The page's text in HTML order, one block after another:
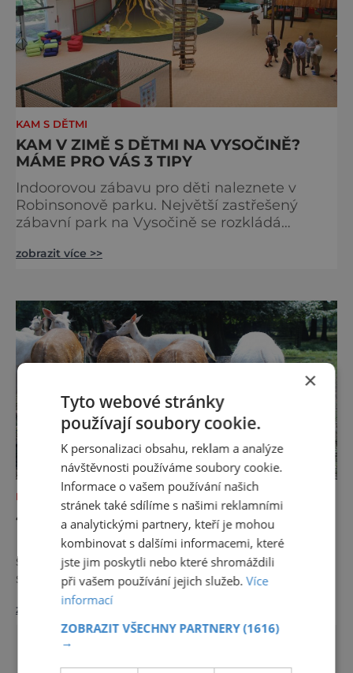
KAM S DĚTMI
KAM V ZIMĚ S DĚTMI NA VYSOČINĚ?
MÁME PRO VÁS 3 TIPY
Indoorovou zábavu pro děti naleznete v
Robinsonově parku. Největší zastřešený
zábavní park na Vysočině se rozkládá
dosahující až 2500 m2. Arena stojí hned
nechat v Robinsonově parku, kde se zabaví
na několik hodin. Pro vaše nejmenší je každý
den, kromě pondělí, připraveno mno
zobrazit více >>
KAM S DĚTMI
4X MORAVSKOSLEZSKÝ KRAJ DĚTEM
Moravskoslezský kraj je krajem Beskyd,
skvělého jídla a pití, ale nezapomíná se zde
samozřejmě ani na dětičky. Kam je zde
můžete vzít na parádní rodinný výlet? Malá
ZOO V místech, kde kdysi stávala konírna
Larischů, se nachází menší zookoutek
Karviná-Fryštát (viz úvodní foto). Konkrétně ji
naleznete v zámeckém parku Boženy
zobrazit více >>
×
Tyto webové stránky
používají soubory cookie.
K personalizaci obsahu, reklam a analýze
návštěvnosti používáme soubory cookie.
Informace o vašem používání našich
stránek také sdílíme s našimi reklamními
a analytickými partnery, kteří je mohou
kombinovat s dalšími informacemi, které
jste jim poskytli nebo které shromáždili
při vašem používání jejich služeb.Více
informací
ZOBRAZIT VŠECHNY PARTNERY(1616)
→